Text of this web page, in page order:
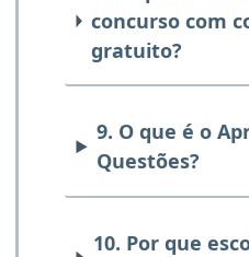
concurso com
gratuito?
9. O que é o
Questões?
10. Por que